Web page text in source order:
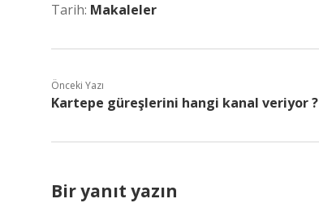
Tarih: Makaleler
Önceki Yazı
Kartepe güreşlerini hangi kanal veriyor ?
Bir yanıt yazın